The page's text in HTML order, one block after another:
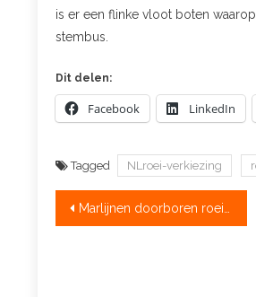
is er een flinke vloot boten
stembus.
Dit delen:
Facebook LinkedIn
Tagged NLroei-verkiezing
Bericht
Marlijnen doorboren roeiboten tijdens Atlantic Challenge